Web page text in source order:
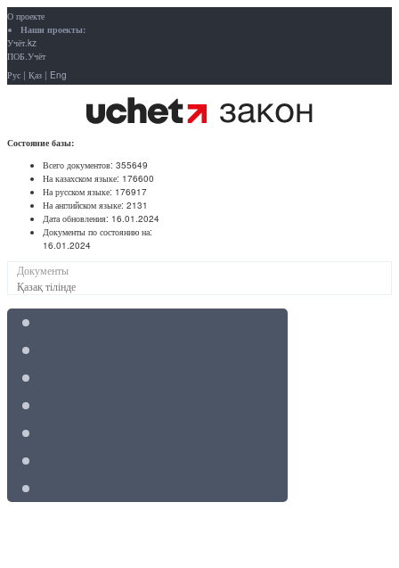
О проекте
Наши проекты:
Учёт.kz
ПОБ.Учёт
Рус | Қаз | Eng
Состояние базы:
Всего документов: 355649
На казахском языке: 176600
На русском языке: 176917
На английском языке: 2131
Дата обновления: 16.01.2024
Документы по состоянию на:
16.01.2024
Документы
Қазақ тілінде